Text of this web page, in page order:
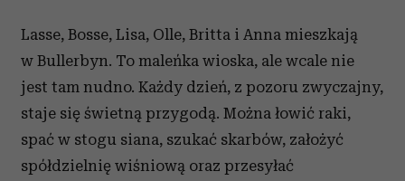
Lasse, Bosse, Lisa, Olle, Britta i Anna mieszkają
w Bullerbyn. To maleńka wioska, ale wcale nie
jest tam nudno. Każdy dzień, z pozoru zwyczajny,
staje się świetną przygodą. Można łowić raki,
spać w stogu siana, szukać skarbów, założyć
spółdzielnię wiśniową oraz przesyłać